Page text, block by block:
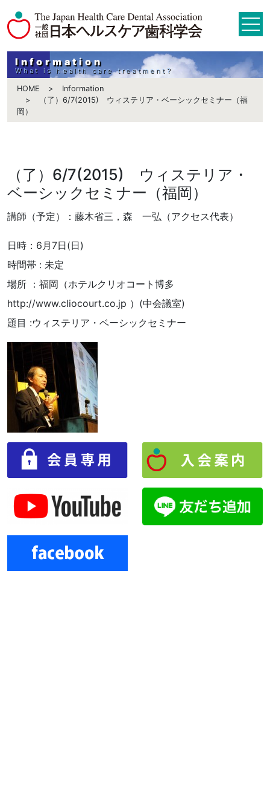
Information
What is health care treatment?
HOME
Information
（了）6/7(2015) ウィステリア・ベーシックセミナー（福
岡）
（了）6/7(2015) ウィステリア・
ベーシックセミナー（福岡）
講師（予定）：藤木省三，森 一弘（アクセス代表）
日時：6月7日(日)
時間帯 : 未定
場所 ：福岡（ホテルクリオコート博多
http://www.cliocourt.co.jp ）(中会議室)
題目 :ウィステリア・ベーシックセミナー